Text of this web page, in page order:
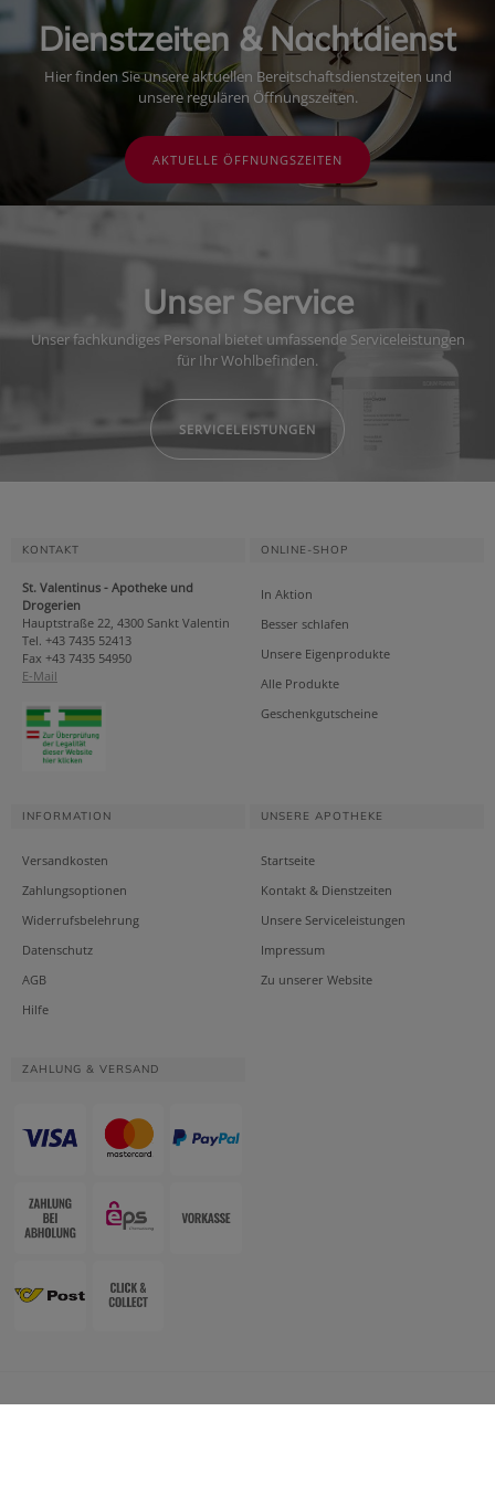
Dienstzeiten & Nachtdienst
Hier finden Sie unsere aktuellen Bereitschaftsdienstzeiten und
unsere regulären Öffnungszeiten.
AKTUELLE ÖFFNUNGSZEITEN
Unser Service
Unser fachkundiges Personal bietet umfassende Serviceleistungen
für Ihr Wohlbefinden.
SERVICELEISTUNGEN
KONTAKT
St. Valentinus - Apotheke und
Drogerien
Hauptstraße 22, 4300 Sankt Valentin
Tel. +43 7435 52413
Fax +43 7435 54950
E-Mail
ONLINE-SHOP
In Aktion
Besser schlafen
Unsere Eigenprodukte
Alle Produkte
Geschenkgutscheine
INFORMATION
Versandkosten
Zahlungsoptionen
Widerrufsbelehrung
Datenschutz
AGB
Hilfe
UNSERE APOTHEKE
Startseite
Kontakt & Dienstzeiten
Unsere Serviceleistungen
Impressum
Zu unserer Website
ZAHLUNG & VERSAND